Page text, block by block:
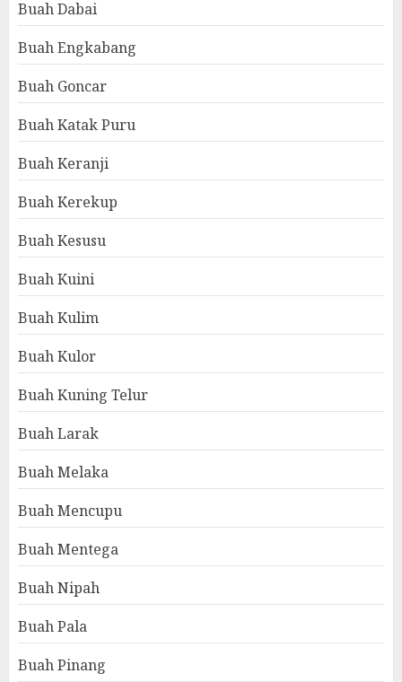
Buah Dabai
Buah Engkabang
Buah Goncar
Buah Katak Puru
Buah Keranji
Buah Kerekup
Buah Kesusu
Buah Kuini
Buah Kulim
Buah Kulor
Buah Kuning Telur
Buah Larak
Buah Melaka
Buah Mencupu
Buah Mentega
Buah Nipah
Buah Pala
Buah Pinang